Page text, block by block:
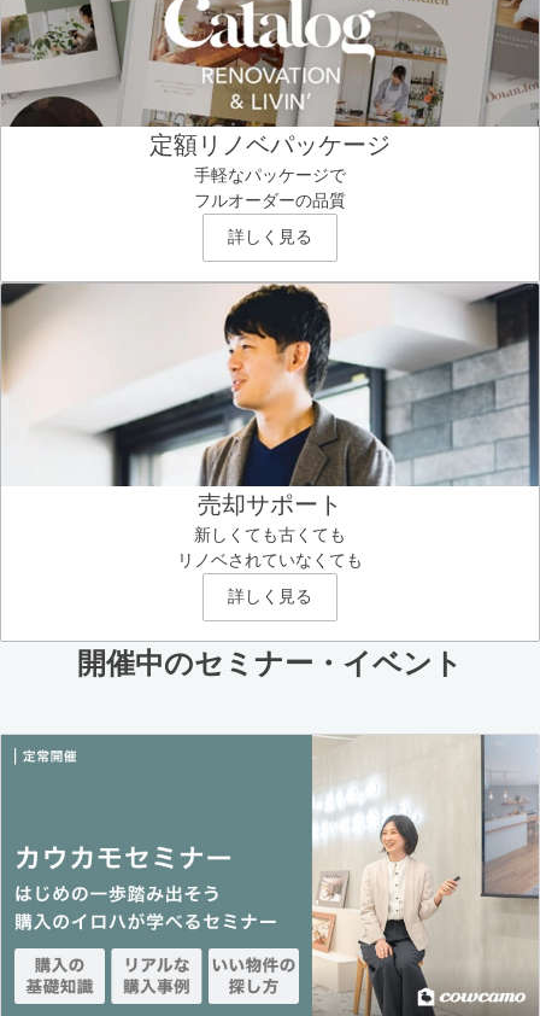
定額リノベパッケージ
手軽なパッケージで
フルオーダーの品質
詳しく見る
売却サポート
新しくても古くても
リノベされていなくても
詳しく見る
開催中のセミナー・イベント